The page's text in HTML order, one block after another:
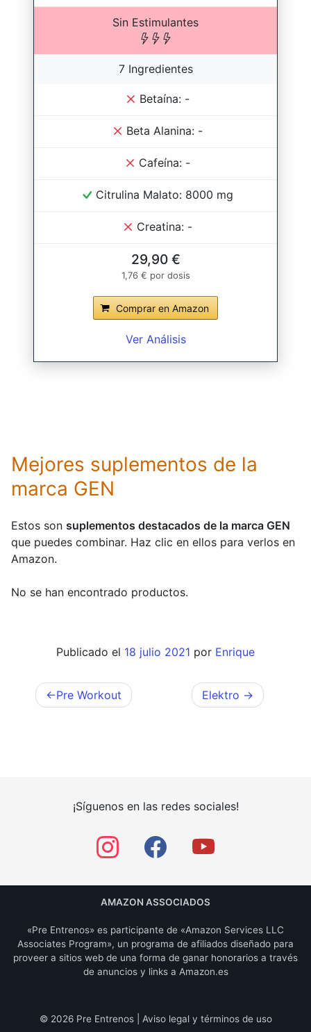
Sin Estimulantes
7 Ingredientes
Betaína: -
Beta Alanina: -
Cafeína: -
Citrulina Malato: 8000 mg
Creatina: -
29,90 €
1,76 € por dosis
Comprar en Amazon
Ver Análisis
Mejores suplementos de la
marca GEN
Estos son suplementos destacados de la marca GEN
que puedes combinar. Haz clic en ellos para verlos en
Amazon.
No se han encontrado productos.
Publicado el 18 julio 2021 por Enrique
Pre Workout Elektro
¡Síguenos en las redes sociales!
AMAZON ASSOCIADOS
«Pre Entrenos» es participante de «Amazon Services LLC
Associates Program», un programa de afiliados diseñado para
proveer a sitios web de una forma de ganar honorarios a través
de anuncios y links a Amazon.es
© 2026 Pre Entrenos Aviso legal y términos de uso